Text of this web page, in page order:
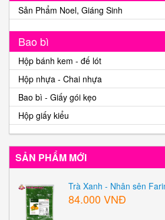
Sản Phẩm Noel, Giáng Sinh
Bao bì
Hộp bánh kem - đế lót
Hộp nhựa - Chai nhựa
Bao bì - Giấy gói kẹo
Hộp giấy kiểu
SẢN PHẨM MỚI
Trà Xanh - Nhân sên
84.000 VNĐ